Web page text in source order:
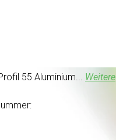
55 Aluminium... Weitere